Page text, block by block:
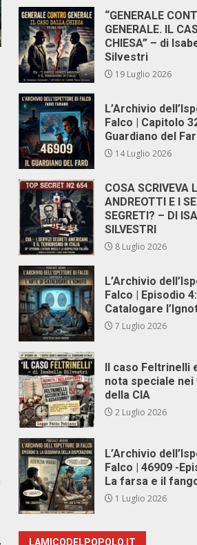
“GENERALE
GENERALE. IL
CHIESA” – di
Silvestri
19 Luglio 2026
L’Archivio
Falco | Capitolo
Guardiano del
14 Luglio 2026
COSA SCRIVEVA
ANDREOTTI E I
SEGRETI? – DI
SILVESTRI
8 Luglio 2026
L’Archivio
Falco | Episodio
Catalogare
7 Luglio 2026
Il caso Feltrinelli
nota speciale
della CIA
2 Luglio 2026
L’Archivio
Falco | 46909 -
La farsa e il
1 Luglio 2026
LAMICODELPOPOLO.IT